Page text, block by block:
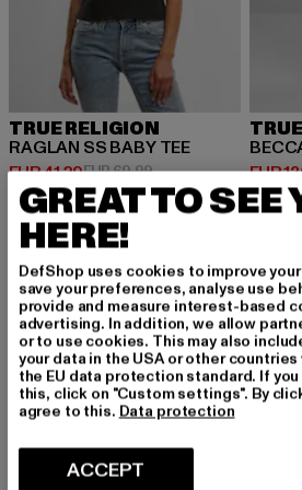
TRUE RELIGION
RAGLAN SS BABY TEE
EUR 41,29
Huidige prijs: EUR 41,29
EUR 69,99Actieprijs: EUR 69,99
EUR
GREAT TO SEE
HERE!
DefShop uses cookies to improve
save your preferences, analyse use
provide and measure interest-based
advertising. In addition, we allow
or to use cookies. This may also
your data in the USA or other
the EU data protection standard. If
this, click on "Custom settings". By
agree to this. Data protection
ACCEPT